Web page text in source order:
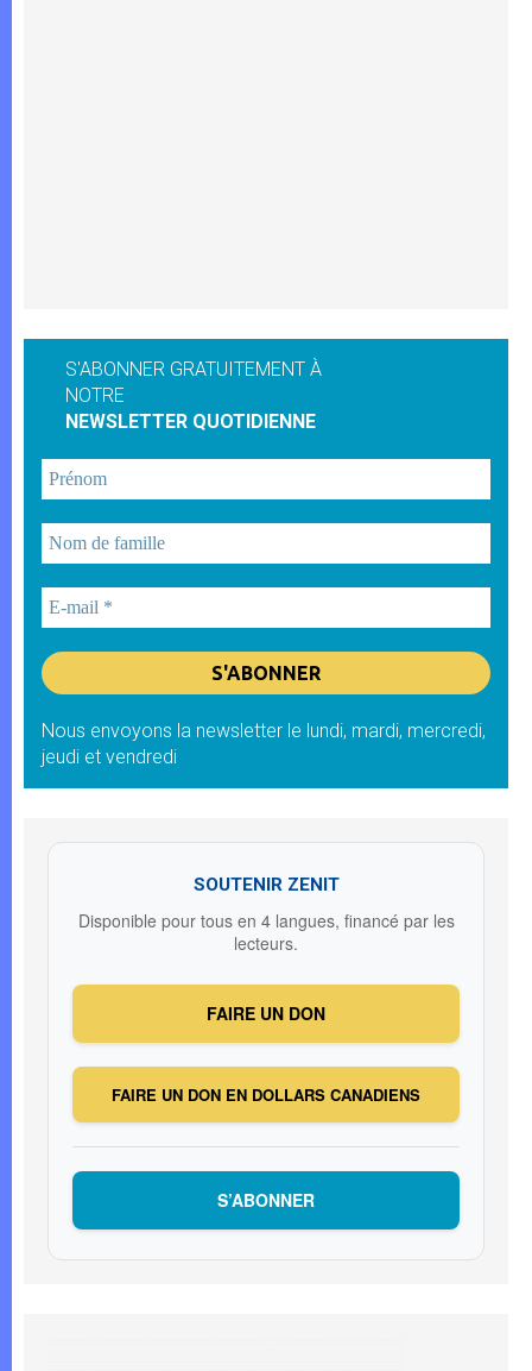
S'ABONNER GRATUITEMENT À
NOTRE
NEWSLETTER QUOTIDIENNE
Nous envoyons la newsletter le lundi, mardi, mercredi,
jeudi et vendredi
SOUTENIR ZENIT
Disponible pour tous en 4 langues, financé par les
lecteurs.
FAIRE UN DON
FAIRE UN DON EN DOLLARS CANADIENS
S’ABONNER